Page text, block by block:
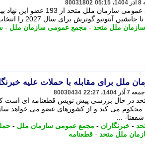
80031802
روسای شورای امنیت و مجمع
گوترش برای سال 2027 را انتخاب کنند.
ملل متحد - مجمع عمومی سازمان ملل -
ملل برای مقابله با حملات علیه
80030434
در حال بررسی پیش نویس قطعنامه ای است
محکوم می کند و از کشورهای عضو می خواهد
...
- خبرنگاران - مجمع عمومی سازمان ملل -
ملل متحد - قطعنامه